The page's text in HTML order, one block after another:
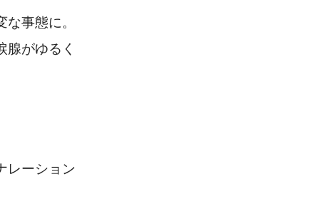
事態に。
がゆるく
レーション